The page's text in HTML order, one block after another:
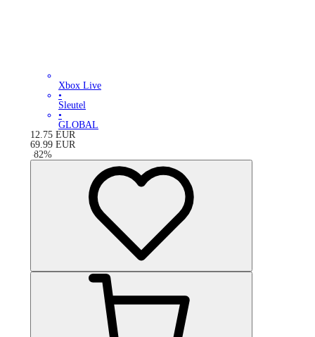
Xbox Live
•
Sleutel
•
GLOBAL
12.75 EUR
69.99 EUR
-82%